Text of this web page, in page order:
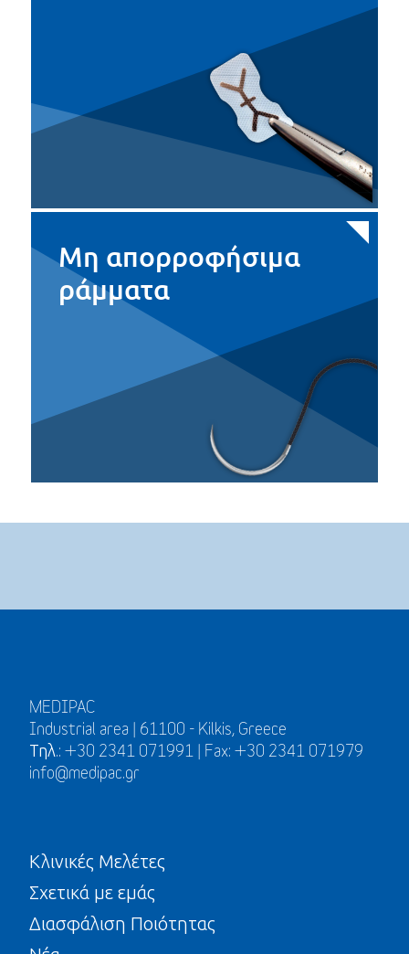
Μη απορροφήσιμα
ράμματα
MEDIPAC
Industrial area | 61100 - Kilkis, Greece
Τηλ.: +30 2341 071991 | Fax: +30 2341 071979
info@medipac.gr
Κλινικές Μελέτες
Σχετικά με εμάς
Διασφάλιση Ποιότητας